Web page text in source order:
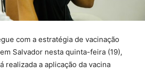
com a estratégia de vacinação
Salvador nesta quinta-feira (19),
realizada a aplicação da vacina